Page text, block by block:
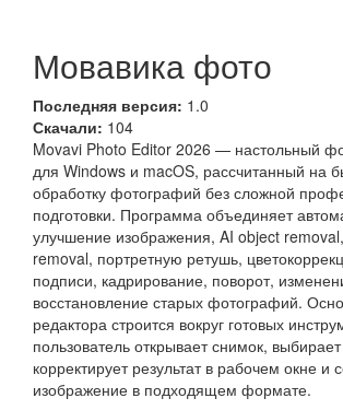
Мовавика фото
Последняя версия: 1.0
Скачали: 104
Movavi Photo Editor 2026 — настольный
для Windows и macOS, рассчитанный на
обработку фотографий без сложной
подготовки. Программа объединяет
улучшение изображения, AI object
removal, портретную ретушь,
подписи, кадрирование, поворот,
восстановление старых фотографий.
редактора строится вокруг готовых
пользователь открывает снимок,
корректирует результат в рабочем окне и
изображение в подходящем формате.